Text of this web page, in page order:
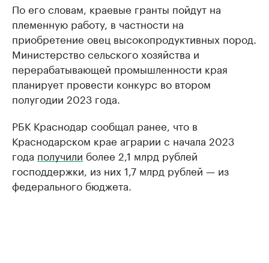
По его словам, краевые гранты пойдут на
племенную работу, в частности на
приобретение овец высокопродуктивных пород.
Министерство сельского хозяйства и
перерабатывающей промышленности края
планирует провести конкурс во втором
полугодии 2023 года.
РБК Краснодар сообщал ранее, что в
Краснодарском крае аграрии с начала 2023
года получили более 2,1 млрд рублей
господдержки, из них 1,7 млрд рублей — из
федерального бюджета.